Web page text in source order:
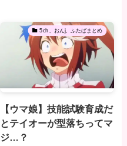
5ch、おんj、ふたばまとめ
【ウマ娘】技能試験育成だ
とテイオーが型落ちってマ
ジ…？